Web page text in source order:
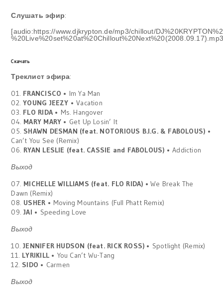
Слушать эфир:
[audio:https://www.djkrypton.de/mp3/chillout/
Скачать
Треклист эфира:
01. FRANCISCO • Im Ya Man
02.YOUNG JEEZY • Vacation
03. FLO RIDA• Ms. Hangover
04. MARY MARY • Get Up Losin’ It
05. SHAWN DESMAN (feat. NOTORIOUS B.I.G. & FABOLOUS) •
Can’t You See (Remix)
06. RYAN LESLIE (feat. CASSIE and FABOLOUS) • Addiction
Выход
07. MICHELLE WILLIAMS (feat. FLO RIDA) •We Break The
Dawn (Remix)
08. USHER • Moving Mountains (Full Phatt Remix)
09.JAI • Speeding Love
Выход
10. JENNIFER HUDSON (feat. RICK ROSS) • Spotlight (Remix)
11. LYRIKILL• You Can’t Wu-Tang
12. SIDO • Carmen
Выход